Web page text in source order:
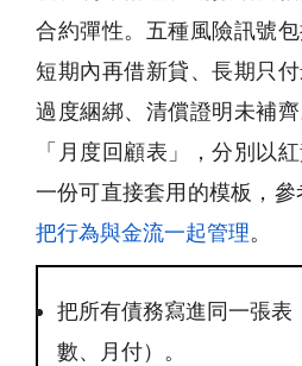
合約彈性。五種風險訊號包
短期內再借新貸、長期只
過度綑綁、清償證明未補
「月度回顧表」，分別以
一份可直接套用的模板，參
把行為與金流一起管理。
把所有債務寫進同一張表
數、月付）。